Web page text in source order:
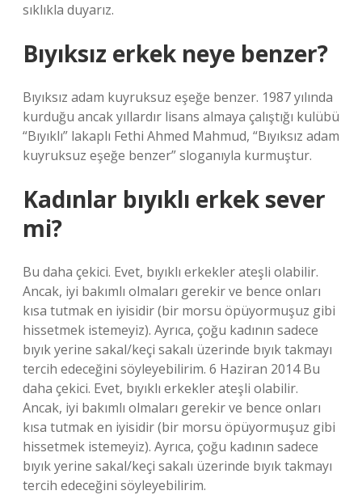
sıklıkla duyarız.
Bıyıksız erkek neye benzer?
Bıyıksız adam kuyruksuz eşeğe benzer. 1987 yılında
kurduğu ancak yıllardır lisans almaya çalıştığı kulübü
“Bıyıklı” lakaplı Fethi Ahmed Mahmud, “Bıyıksız adam
kuyruksuz eşeğe benzer” sloganıyla kurmuştur.
Kadınlar bıyıklı erkek sever
mi?
Bu daha çekici. Evet, bıyıklı erkekler ateşli olabilir.
Ancak, iyi bakımlı olmaları gerekir ve bence onları
kısa tutmak en iyisidir (bir morsu öpüyormuşuz gibi
hissetmek istemeyiz). Ayrıca, çoğu kadının sadece
bıyık yerine sakal/keçi sakalı üzerinde bıyık takmayı
tercih edeceğini söyleyebilirim. 6 Haziran 2014 Bu
daha çekici. Evet, bıyıklı erkekler ateşli olabilir.
Ancak, iyi bakımlı olmaları gerekir ve bence onları
kısa tutmak en iyisidir (bir morsu öpüyormuşuz gibi
hissetmek istemeyiz). Ayrıca, çoğu kadının sadece
bıyık yerine sakal/keçi sakalı üzerinde bıyık takmayı
tercih edeceğini söyleyebilirim.